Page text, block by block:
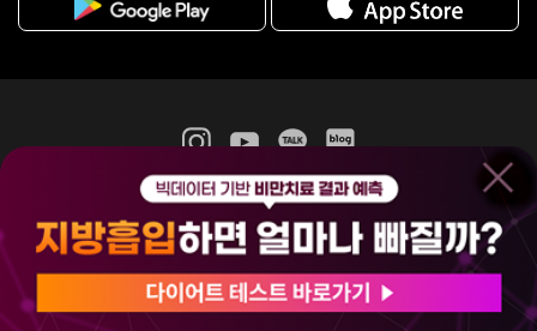
365mc 병·의원 이용약관
홈페이지 이용약관
비급여진료수가
(주)365mcㅣ서울특별시 서초구 서초대로52길 7, 3~4층(서초동, 제일빌딩)
120-87-04354ㅣ김남철
COPYRIGHT(C) 2025 365mc. ALL RIGHTS RESERVED.